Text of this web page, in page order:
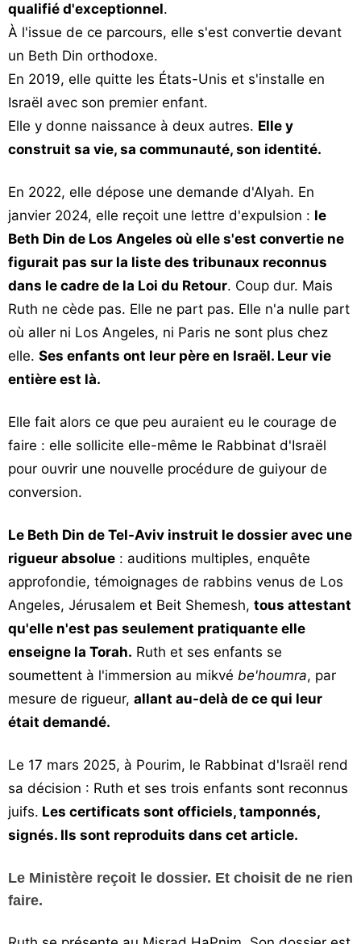
qualifié d'exceptionnel.
À l'issue de ce parcours, elle s'est convertie devant
un Beth Din orthodoxe.
En 2019, elle quitte les États-Unis et s'installe en
Israël avec son premier enfant.
Elle y donne naissance à deux autres. Elle y
construit sa vie, sa communauté, son identité.
En 2022, elle dépose une demande d'Alyah. En
janvier 2024, elle reçoit une lettre d'expulsion : le
Beth Din de Los Angeles où elle s'est convertie ne
figurait pas sur la liste des tribunaux reconnus
dans le cadre de la Loi du Retour. Coup dur. Mais
Ruth ne cède pas. Elle ne part pas. Elle n'a nulle part
où aller ni Los Angeles, ni Paris ne sont plus chez
elle. Ses enfants ont leur père en Israël. Leur vie
entière est là.
Elle fait alors ce que peu auraient eu le courage de
faire : elle sollicite elle-même le Rabbinat d'Israël
pour ouvrir une nouvelle procédure de guiyour de
conversion.
Le Beth Din de Tel-Aviv instruit le dossier avec une
rigueur absolue : auditions multiples, enquête
approfondie, témoignages de rabbins venus de Los
Angeles, Jérusalem et Beit Shemesh, tous attestant
qu'elle n'est pas seulement pratiquante elle
enseigne la Torah. Ruth et ses enfants se
soumettent à l'immersion au mikvé be'houmra, par
mesure de rigueur, allant au-delà de ce qui leur
était demandé.
Le 17 mars 2025, à Pourim, le Rabbinat d'Israël rend
sa décision : Ruth et ses trois enfants sont reconnus
juifs. Les certificats sont officiels, tamponnés,
signés. Ils sont reproduits dans cet article.
Le Ministère reçoit le dossier. Et choisit de ne rien
faire.